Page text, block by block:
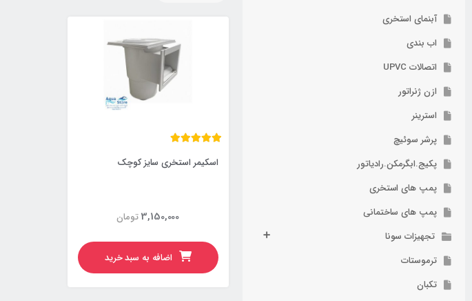
آبنمای استخری
اب بندی
اتصالات UPVC
ازن ژنراتور
استرینر
پرشر سوئیچ
پکیج.ابگرمکن.رادیاتور
پمپ های استخری
پمپ های ساختمانی
تجهیزات سونا
ترموستات
تکبان
اسکیمر استخری سایز کوچک
تومان3,150,000
اضافه به سبد خرید